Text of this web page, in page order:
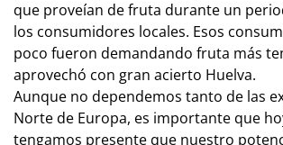
que proveían de fruta durante un
los consumidores locales. Esos
poco fueron demandando fruta más
aprovechó con gran acierto Huelva.
Aunque no dependemos tanto de las
Norte de Europa, es importante que
tengamos presente que nuestro